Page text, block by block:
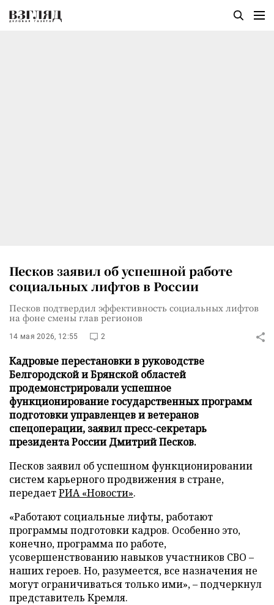
Песков заявил об успешной работе
социальных лифтов в России
Песков подтвердил эффективность социальных лифтов
на фоне смены глав регионов
14 мая 2026, 12:55 2
Кадровые перестановки в руководстве
Белгородской и Брянской областей
продемонстрировали успешное
функционирование государственных программ
подготовки управленцев и ветеранов
спецоперации, заявил пресс-секретарь
президента России Дмитрий Песков.
Песков заявил об успешном функционировании
систем карьерного продвижения в стране,
передаетРИА «Новости».
«Работают социальные лифты, работают
программы подготовки кадров. Особенно это,
конечно, программа по работе,
усовершенствованию навыков участников СВО –
наших героев. Но, разумеется, все назначения не
могут ограничиваться только ими», – подчеркнул
представитель Кремля.